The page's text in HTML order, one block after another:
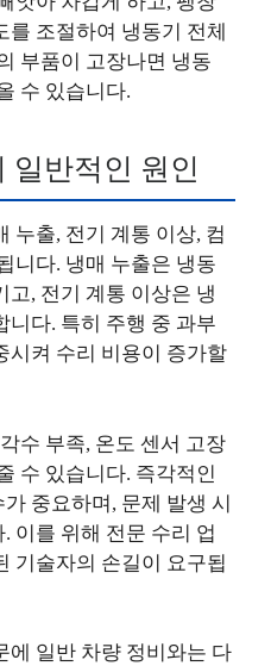
를 조절하여 냉동기 전체
부품이 고장나면 냉동
수 있습니다.
일반적인 원인
누출, 전기 계통 이상, 컴
니다. 냉매 누출은 냉동
고, 전기 계통 이상은 냉
니다. 특히 주행 중 과부
시켜 수리 비용이 증가할
수 부족, 온도 센서 고장
수 있습니다. 즉각적인
중요하며, 문제 발생 시
이를 위해 전문 수리 업
기술자의 손길이 요구됩
에 일반 차량 정비와는 다